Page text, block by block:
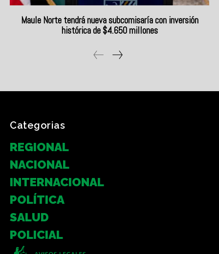
Categorias
REGIONAL
NACIONAL
INTERNACIONAL
POLÍTICA
SALUD
POLICIAL